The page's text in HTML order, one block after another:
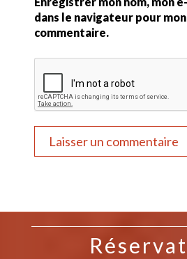
dans le navigateur pour
commentaire.